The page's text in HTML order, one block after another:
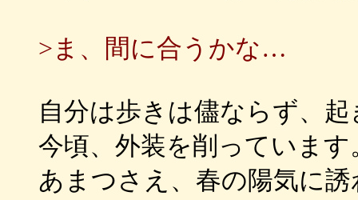
>ま、間に合うかな…
自分は歩きは儘ならず、
今頃、外装を削っています
あまつさえ、春の陽気に